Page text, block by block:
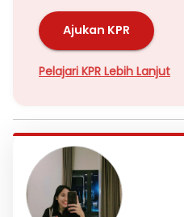
Ajukan KPR
Pelajari KPR Lebih Lanjut